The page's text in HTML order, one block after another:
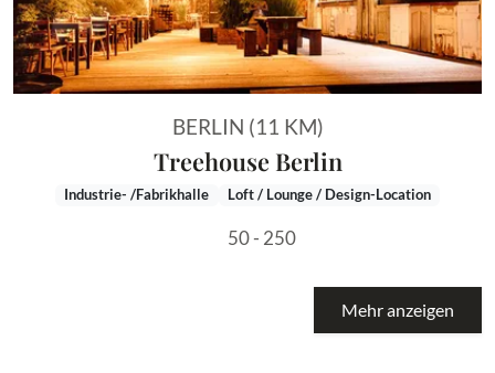
BERLIN (11 KM)
Treehouse Berlin
Industrie- /Fabrikhalle Loft / Lounge / Design-Location
50 - 250
Mehr anzeigen